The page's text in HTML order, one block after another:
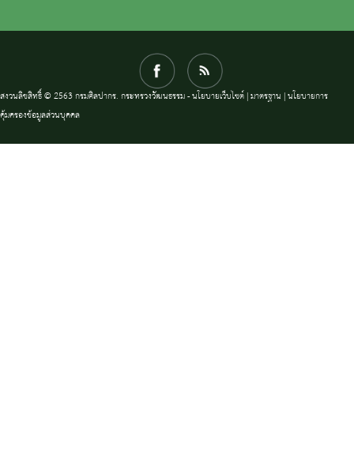
สงวนลิขสิทธิ์ © 2563 กรมศิลปากร. กระทรวงวัฒนธรรม -นโยบายเว็บไซต์|มาตรฐาน |นโยบายการ
คุ้มครองข้อมูลส่วนบุคคล